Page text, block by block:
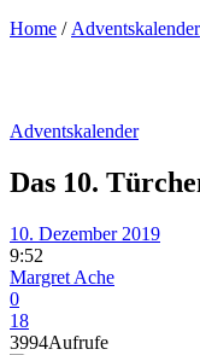
Home / Adventskalender
Adventskalender
Das 10.
10. Dezember 2019
9:52
Margret Ache
0
18
3994Aufrufe